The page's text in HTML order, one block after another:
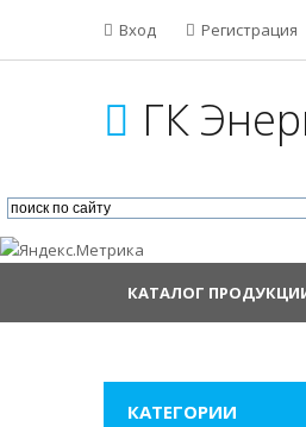
Вход Регистрация
ГК
КАТАЛОГ
КАТЕГОРИИ